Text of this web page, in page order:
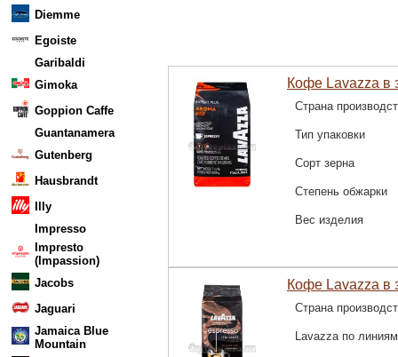
Diemme
Egoiste
Garibaldi
Gimoka
Goppion Caffe
Guantanamera
Gutenberg
Hausbrandt
Illy
Impresso
Impresto
(Impassion)
Jacobs
Jaguari
Jamaica Blue
Mountain
Кофе Lavazza в
Страна
Тип упаковки
Сорт зерна
Степень обжарки
Вес изделия
Кофе Lavazza в
Страна
Lavazza по линиям